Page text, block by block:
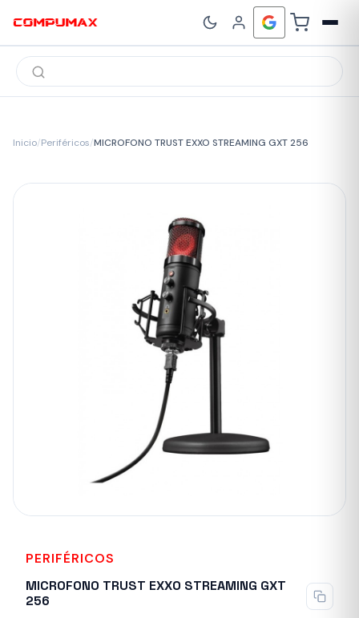
Búsqueda
de
productos
Inicio/Periféricos/MICROFONO TRUST EXXO STREAMING GXT 256
PERIFÉRICOS
MICROFONO TRUST EXXO STREAMING GXT
256